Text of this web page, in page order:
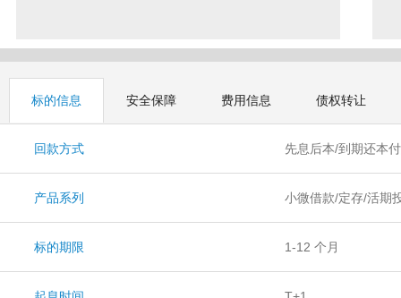
标的信息 安全保障 费用信息 债权转让
回款方式 先息后本/到期还本
产品系列 小微借款/定存/活期
标的期限 1-12 个月